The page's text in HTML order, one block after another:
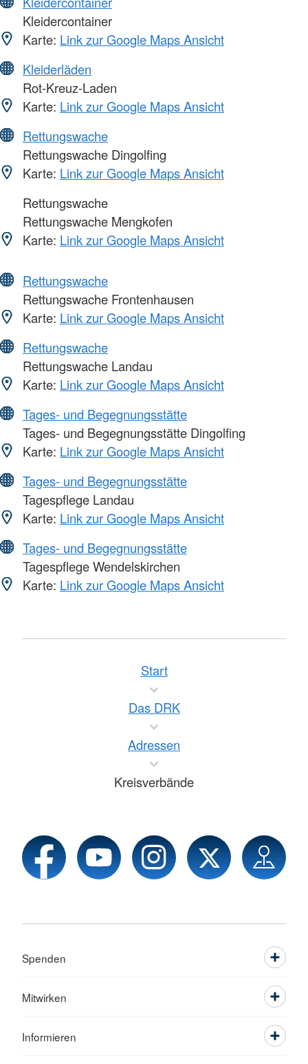
Kleidercontainer
Karte: Link zur Google Maps Ansicht
Kleiderläden
Rot-Kreuz-Laden
Karte: Link zur Google Maps Ansicht
Rettungswache
Rettungswache Dingolfing
Karte: Link zur Google Maps Ansicht
Rettungswache
Rettungswache Mengkofen
Karte: Link zur Google Maps Ansicht
Rettungswache
Rettungswache Frontenhausen
Karte: Link zur Google Maps Ansicht
Rettungswache
Rettungswache Landau
Karte: Link zur Google Maps Ansicht
Tages- und Begegnungsstätte
Tages- und Begegnungsstätte Dingolfing
Karte: Link zur Google Maps Ansicht
Tages- und Begegnungsstätte
Tagespflege Landau
Karte: Link zur Google Maps Ansicht
Tages- und Begegnungsstätte
Tagespflege Wendelskirchen
Karte: Link zur Google Maps Ansicht
Start
Das DRK
Adressen
Kreisverbände
Spenden
Mitwirken
Informieren